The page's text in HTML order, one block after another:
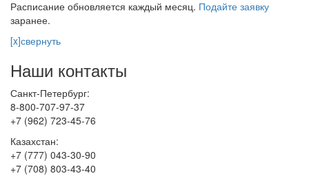
Расписание обновляется каждый месяц. Подайте заявку
заранее.
[x]свернуть
Наши контакты
Санкт-Петербург:
8-800-707-97-37
+7 (962) 723-45-76
Казахстан:
+7 (777) 043-30-90
+7 (708) 803-43-40